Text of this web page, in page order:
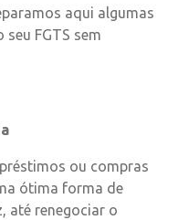
aqui algumas
FGTS sem
ou compras
ótima forma de
até renegociar o